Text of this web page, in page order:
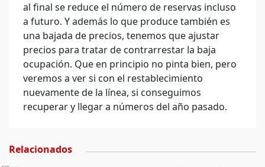
al final se reduce el número de reservas incluso
a futuro. Y además lo que produce también es
una bajada de precios, tenemos que ajustar
precios para tratar de contrarrestar la baja
ocupación. Que en principio no pinta bien, pero
veremos a ver si con el restablecimiento
nuevamente de la línea, si conseguimos
recuperar y llegar a números del año pasado.
Relacionados